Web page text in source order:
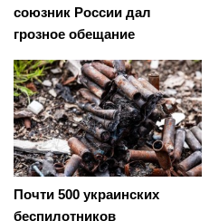
союзник России дал
грозное обещание
Почти 500 украинских
беспилотников